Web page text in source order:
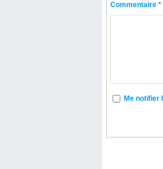
Commentaire *
Me notifier